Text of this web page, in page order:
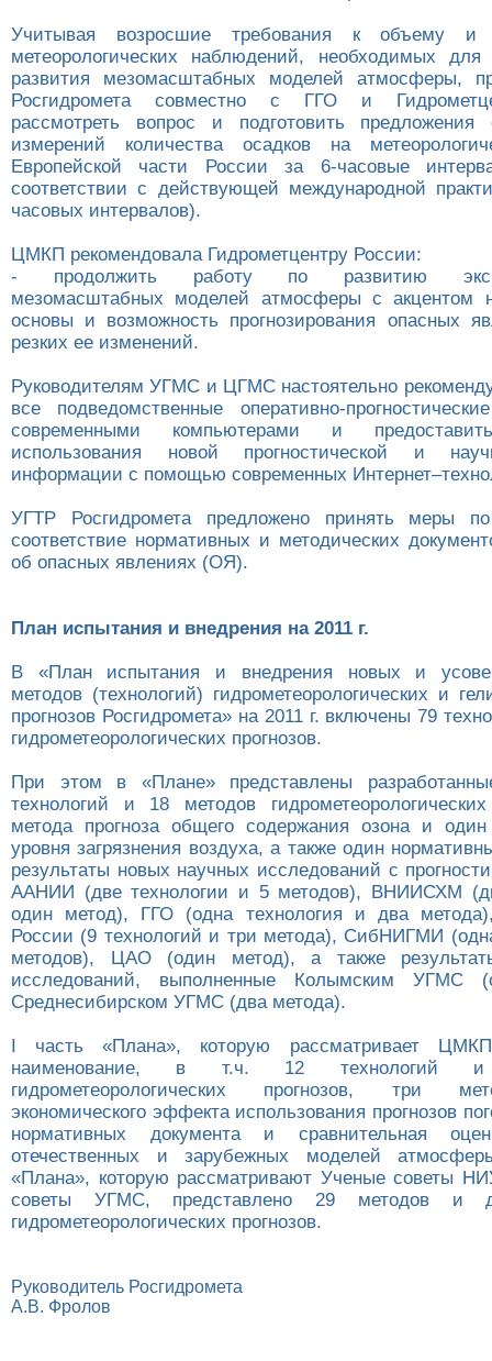
Учитывая возросшие требования к объему
метеорологических наблюдений, необходимых
развития мезомасштабных моделей атмосферы,
Росгидромета совместно с ГГО и
рассмотреть вопрос и подготовить предложения
измерений количества осадков на
Европейской части России за 6-часовые
соответствии с действующей международной
часовых интервалов).
ЦМКП рекомендовала Гидрометцентру России:
- продолжить работу по развитию
мезомасштабных моделей атмосферы с акцентом
основы и возможность прогнозирования опасных
резких ее изменений.
Руководителям УГМС и ЦГМС настоятельно
все подведомственные оперативно-
современными компьютерами и
использования новой прогностической и
информации с помощью современных
УГТР Росгидромета предложено принять меры
соответствие нормативных и методических
об опасных явлениях (ОЯ).
План испытания и внедрения на 2011 г.
В «План испытания и внедрения новых и
методов (технологий) гидрометеорологических и
прогнозов Росгидромета» на 2011 г. включены 79
гидрометеорологических прогнозов.
При этом в «Плане» представлены
технологий и 18 методов
метода прогноза общего содержания озона и один
уровня загрязнения воздуха, а также один
результаты новых научных исследований с
ААНИИ (две технологии и 5 методов), ВНИИСХМ
один метод), ГГО (одна технология и два
России (9 технологий и три метода), СибНИГМИ
методов), ЦАО (один метод), а также
исследований, выполненные Колымским УГМС
Среднесибирском УГМС (два метода).
I часть «Плана», которую рассматривает
наименование, в т.ч. 12 технологий
гидрометеорологических прогнозов, три
экономического эффекта использования прогнозов
нормативных документа и сравнительная
отечественных и зарубежных моделей
«Плана», которую рассматривают Ученые советы
советы УГМС, представлено 29 методов и
гидрометеорологических прогнозов.
Руководитель Росгидромета
А.В. Фролов